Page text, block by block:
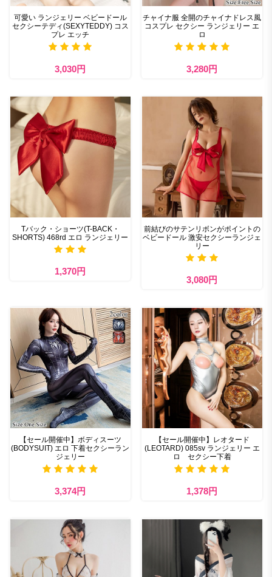
可愛い ランジェリー ベビードール
セクシーテディ(SEXYTEDDY) コス
プレ エッチ
3,030円
チャイナ服 全開のチャイナドレス風
コスプレ セクシー ランジェリー エ
ロ
3,280円
Tバック・ショーツ(T-BACK・
SHORTS) 468rd エロ ランジェリー
1,370円
前結びのサテンリボンがポイントの
ベビードール 激安セクシーランジェ
リー
3,080円
【セール開催中】ボディスーツ
(BODYSUIT) エロ 下着セクシーラン
ジェリー
3,374円
【セール開催中】レオタード
(LEOTARD) 085sv ランジェリー エ
ロ セクシー下着
1,378円